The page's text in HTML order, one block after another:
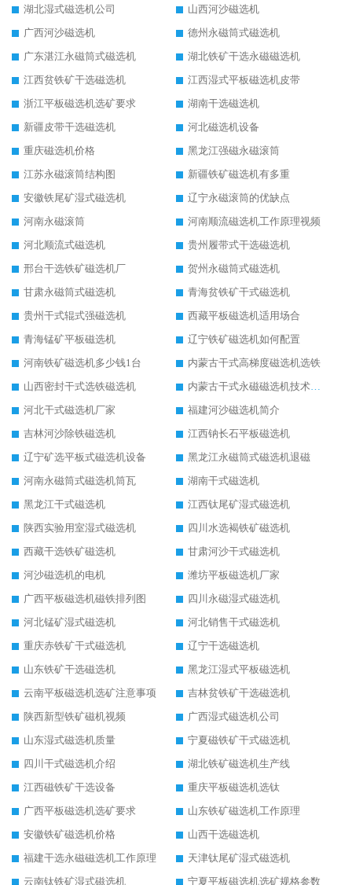
湖北湿式磁选机公司
山西河沙磁选机
广西河沙磁选机
德州永磁筒式磁选机
广东湛江永磁筒式磁选机
湖北铁矿干选永磁磁选机
江西贫铁矿干选磁选机
江西湿式平板磁选机皮带
浙江平板磁选机选矿要求
湖南干选磁选机
新疆皮带干选磁选机
河北磁选机设备
重庆磁选机价格
黑龙江强磁永磁滚筒
江苏永磁滚筒结构图
新疆铁矿磁选机有多重
安徽铁尾矿湿式磁选机
辽宁永磁滚筒的优缺点
河南永磁滚筒
河南顺流磁选机工作原理视频
河北顺流式磁选机
贵州履带式干选磁选机
邢台干选铁矿磁选机厂
贺州永磁筒式磁选机
甘肃永磁筒式磁选机
青海贫铁矿干式磁选机
贵州干式辊式强磁选机
西藏平板磁选机适用场合
青海锰矿平板磁选机
辽宁铁矿磁选机如何配置
河南铁矿磁选机多少钱1台
内蒙古干式高梯度磁选机选铁
山西密封干式选铁磁选机
内蒙古干式永磁磁选机技术要求
河北干式磁选机厂家
福建河沙磁选机简介
吉林河沙除铁磁选机
江西钠长石平板磁选机
辽宁矿选平板式磁选机设备
黑龙江永磁筒式磁选机退磁
河南永磁筒式磁选机筒瓦
湖南干式磁选机
黑龙江干式磁选机
江西钛尾矿湿式磁选机
陕西实验用室湿式磁选机
四川水选褐铁矿磁选机
西藏干选铁矿磁选机
甘肃河沙干式磁选机
河沙磁选机的电机
潍坊平板磁选机厂家
广西平板磁选机磁铁排列图
四川永磁湿式磁选机
河北锰矿湿式磁选机
河北销售干式磁选机
重庆赤铁矿干式磁选机
辽宁干选磁选机
山东铁矿干选磁选机
黑龙江湿式平板磁选机
云南平板磁选机选矿注意事项
吉林贫铁矿干选磁选机
陕西新型铁矿磁机视频
广西湿式磁选机公司
山东湿式磁选机质量
宁夏磁铁矿干式磁选机
四川干式磁选机介绍
湖北铁矿磁选机生产线
江西磁铁矿干选设备
重庆平板磁选机选钛
广西平板磁选机选矿要求
山东铁矿磁选机工作原理
安徽铁矿磁选机价格
山西干选磁选机
福建干选永磁磁选机工作原理
天津钛尾矿湿式磁选机
云南钛铁矿湿式磁选机
宁夏平板磁选机选矿规格参数